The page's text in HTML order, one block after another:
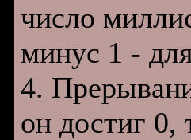
число
минyс 1 -
4.
он достиг 0,